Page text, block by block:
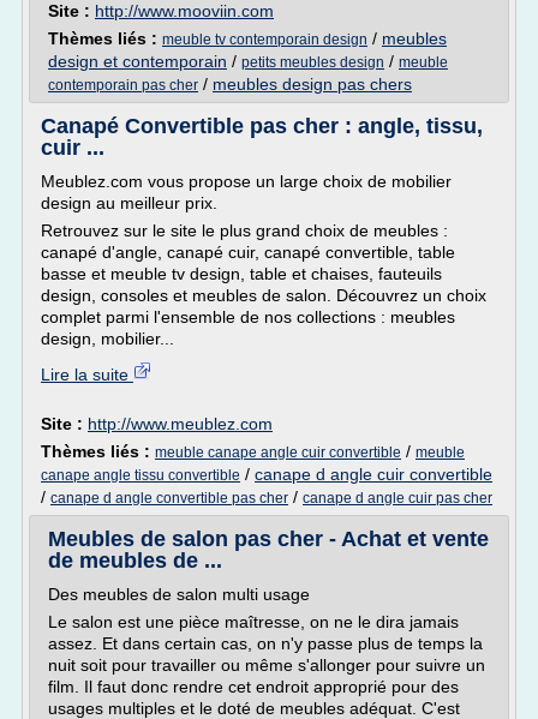
Site : http://www.mooviin.com
Thèmes liés : meuble tv contemporain design / meubles
design et contemporain / petits meubles design / meuble
contemporain pas cher / meubles design pas chers
Canapé Convertible pas cher : angle, tissu,
cuir ...
Meublez.com vous propose un large choix de mobilier
design au meilleur prix.
Retrouvez sur le site le plus grand choix de meubles :
canapé d'angle, canapé cuir, canapé convertible, table
basse et meuble tv design, table et chaises, fauteuils
design, consoles et meubles de salon. Découvrez un choix
complet parmi l'ensemble de nos collections : meubles
design, mobilier...
Lire la suite
Site : http://www.meublez.com
Thèmes liés : meuble canape angle cuir convertible / meuble
canape angle tissu convertible / canape d angle cuir convertible
/ canape d angle convertible pas cher / canape d angle cuir pas cher
Meubles de salon pas cher - Achat et vente
de meubles de ...
Des meubles de salon multi usage
Le salon est une pièce maîtresse, on ne le dira jamais
assez. Et dans certain cas, on n'y passe plus de temps la
nuit soit pour travailler ou même s'allonger pour suivre un
film. Il faut donc rendre cet endroit approprié pour des
usages multiples et le doté de meubles adéquat. C'est